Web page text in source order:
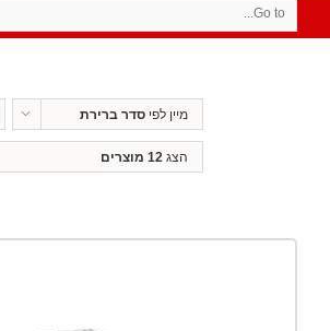
Go to...
מיין לפיסדר ברירת
מחדל
הצג12 מוצרים